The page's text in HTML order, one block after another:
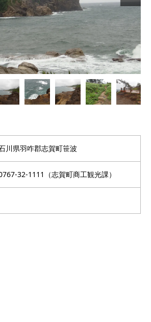
川県羽咋郡志賀町笹波
32-1111（志賀町商工観光課）